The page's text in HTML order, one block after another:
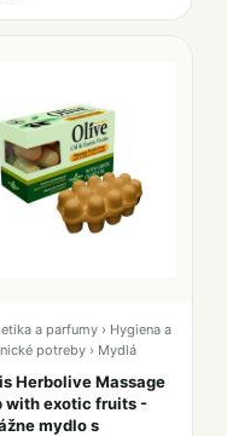
a parfumy › Hygiena a
potreby › Mydlá
Herbolive Massage
with exotic fruits -
mydlo s